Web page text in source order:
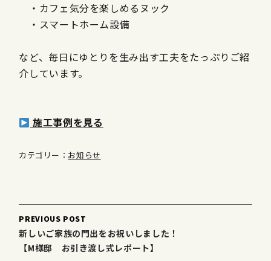
・カフェ気分を楽しめるヌック
・スマートホーム設備
など、毎日にゆとりを生み出す工夫をたっぷりご紹
介しています。
施工事例を見る
カテゴリー： お知らせ
Post
navigation
PREVIOUS POST
新しいご家族の門出をお祝いしました！
【M様邸 お引き渡し式レポート】